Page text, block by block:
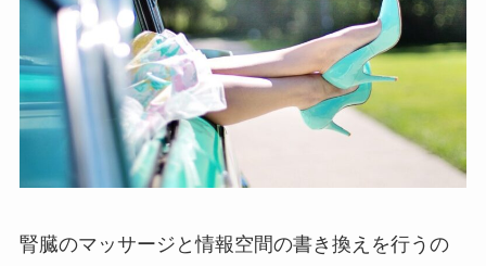
腎臓のマッサージと情報空間の書き換えを行うの